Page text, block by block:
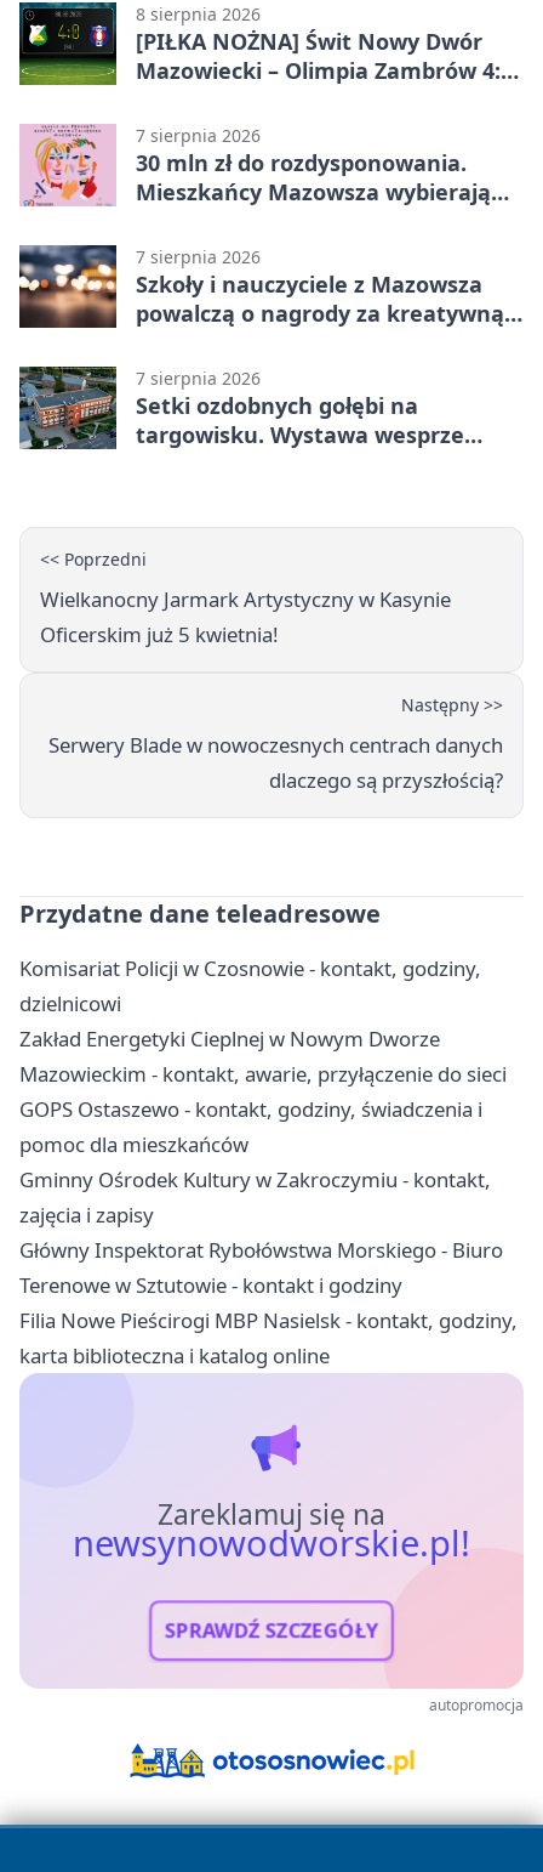
8 sierpnia 2026
[PIŁKA NOŻNA] Świt Nowy Dwór
Mazowiecki – Olimpia Zambrów 4:0
Grupa 1 (Grupa I)
7 sierpnia 2026
30 mln zł do rozdysponowania.
Mieszkańcy Mazowsza wybierają
7 sierpnia 2026
Szkoły i nauczyciele z Mazowsza
powalczą o nagrody za kreatywną
7 sierpnia 2026
Setki ozdobnych gołębi na
targowisku. Wystawa wesprze
<< Poprzedni
Wielkanocny Jarmark Artystyczny w Kasynie
Oficerskim już 5 kwietnia!
Następny >>
Serwery Blade w nowoczesnych centrach danych
dlaczego są przyszłością?
Przydatne dane teleadresowe
Komisariat Policji w Czosnowie - kontakt, godziny,
dzielnicowi
Zakład Energetyki Cieplnej w Nowym Dworze
Mazowieckim - kontakt, awarie, przyłączenie do sieci
GOPS Ostaszewo - kontakt, godziny, świadczenia i
pomoc dla mieszkańców
Gminny Ośrodek Kultury w Zakroczymiu - kontakt,
zajęcia i zapisy
Główny Inspektorat Rybołówstwa Morskiego - Biuro
Terenowe w Sztutowie - kontakt i godziny
Filia Nowe Pieścirogi MBP Nasielsk - kontakt, godziny,
karta biblioteczna i katalog online
Zareklamuj się na
newsynowodworskie.pl!
SPRAWDŹ SZCZEGÓŁY
autopromocja